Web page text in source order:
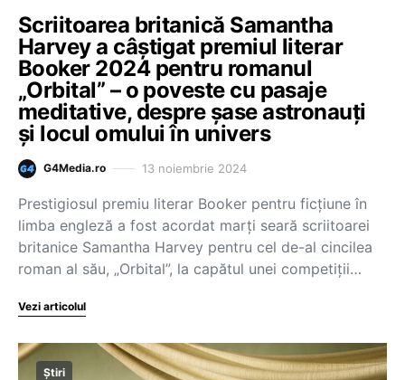
Scriitoarea britanică Samantha
Harvey a câștigat premiul literar
Booker 2024 pentru romanul
„Orbital” – o poveste cu pasaje
meditative, despre șase astronauți
și locul omului în univers
G4Media.ro 13 noiembrie 2024
Prestigiosul premiu literar Booker pentru ficţiune în
limba engleză a fost acordat marţi seară scriitoarei
britanice Samantha Harvey pentru cel de-al cincilea
roman al său, „Orbital”, la capătul unei competiţii…
Vezi articolul
Știri